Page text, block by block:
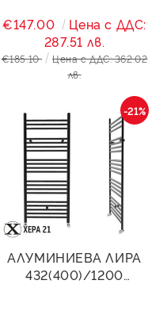
€147.00
Цена с ДДС:
287.51 лв.
€185.10
Цена с ДДС: 362.02
лв.
АЛУМИНИЕВА ЛИРА
432(400)/1200
-21%